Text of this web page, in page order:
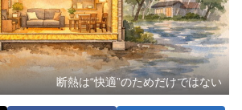
断熱は“快適”のためだけではない